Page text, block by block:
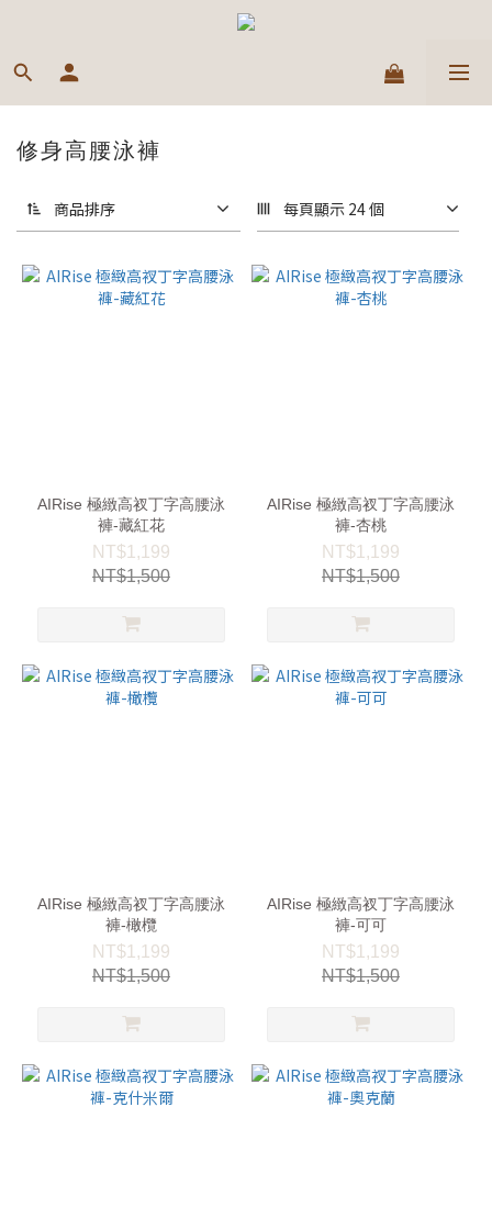
修身高腰泳褲
商品排序 每頁顯示 24 個
AIRise 極緻高衩丁字高腰泳
褲-藏紅花
NT$1,199
NT$1,500
AIRise 極緻高衩丁字高腰泳
褲-杏桃
NT$1,199
NT$1,500
AIRise 極緻高衩丁字高腰泳
褲-橄欖
NT$1,199
NT$1,500
AIRise 極緻高衩丁字高腰泳
褲-可可
NT$1,199
NT$1,500